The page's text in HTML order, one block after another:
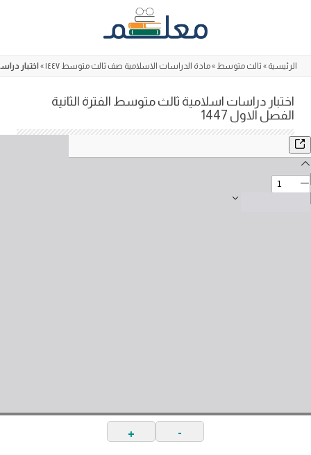
الرئيسية » ثالث متوسط »مادة الدراسات الاسلامية صف ثالث متوسط ١٤٤٧ » اختبار
اختبار دراسات اسلامية ثالث متوسط الفترة الثانية
الفصل الاول 1447
-
+